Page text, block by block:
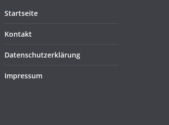
Startseite
Kontakt
Datenschutzerklärung
Impressum